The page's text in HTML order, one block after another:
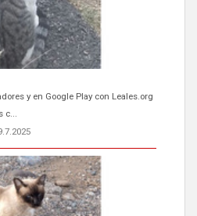
4 años,esterilizada con marca de